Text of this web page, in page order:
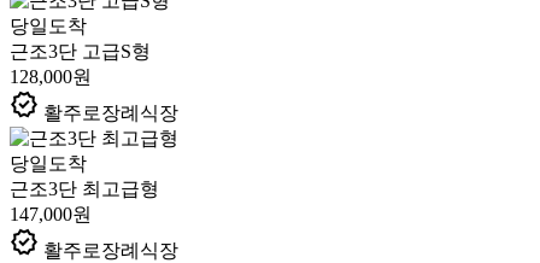
당일도착
근조3단 고급S형
128,000원
verified 활주로장례식장
당일도착
근조3단 최고급형
147,000원
verified 활주로장례식장